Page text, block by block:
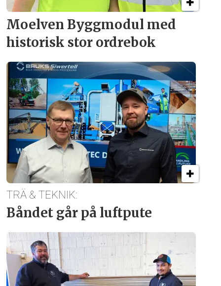
Moelven Byggmodul med
historisk stor ordrebok
TRÄ & TEKNIK:
Båndet går på luftpute